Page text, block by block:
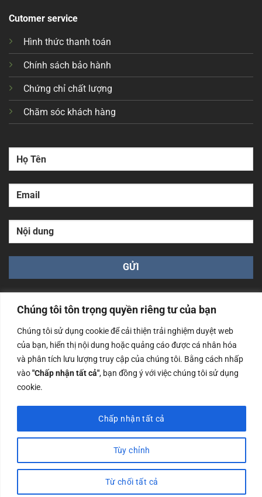
Chúng tôi tôn trọng quyền riêng tư của bạn
Chúng tôi sử dụng cookie để cải thiện trải nghiệm duyệt web
của bạn, hiển thị nội dung hoặc quảng cáo được cá nhân hóa
và phân tích lưu lượng truy cập của chúng tôi. Bằng cách nhấp
vào"Chấp nhận tất cả", bạn đồng ý với việc chúng tôi sử dụng
cookie.
Tùy chỉnh
Từ chối tất cả
Chấp nhận tất cả
Cutomer service
Hình thức thanh toán
Chính sách bảo hành
Chứng chỉ chất lượng
Chăm sóc khách hàng
Công ty TNHH Nam Bình Xương - Số ĐKKD: 0108783483
cấp ngày 14/06/2019 bởi Sở Kế Hoạch và Đầu Tư Tp. Hà
Nội
Copyrights @2023 Nam Binh Xuong. All Rights Reserved